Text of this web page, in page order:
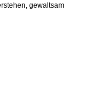
gewaltsam